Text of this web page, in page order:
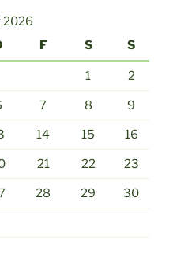
2026
F S S
1 2
7 8 9
14 15 16
21 22 23
28 29 30